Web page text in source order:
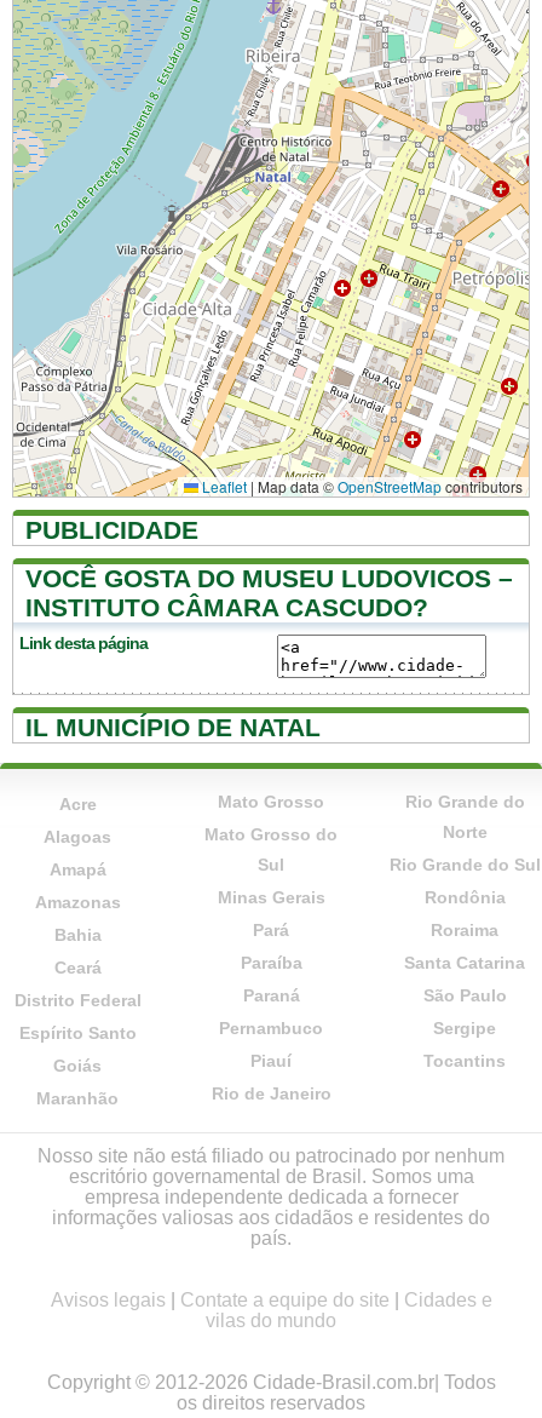
Leaflet | Map data ©OpenStreetMapcontributors
PUBLICIDADE
VOCÊ GOSTA DO MUSEU LUDOVICOS –
INSTITUTO CÂMARA CASCUDO?
Link desta página
IL MUNICÍPIO DE NATAL
Acre
Alagoas
Amapá
Amazonas
Bahia
Ceará
Distrito Federal
Espírito Santo
Goiás
Maranhão
Mato Grosso
Mato Grosso do
Sul
Minas Gerais
Pará
Paraíba
Paraná
Pernambuco
Piauí
Rio de Janeiro
Rio Grande do
Norte
Rio Grande do Sul
Rondônia
Roraima
Santa Catarina
São Paulo
Sergipe
Tocantins
Nosso site não está filiado ou patrocinado por nenhum
escritório governamental de Brasil. Somos uma
empresa independente dedicada a fornecer
informações valiosas aos cidadãos e residentes do
país.
Avisos legais Contate a equipe do site
Cidades e
vilas do mundo
Copyright © 2012-2026 Cidade-Brasil.com.br| Todos
os direitos reservados